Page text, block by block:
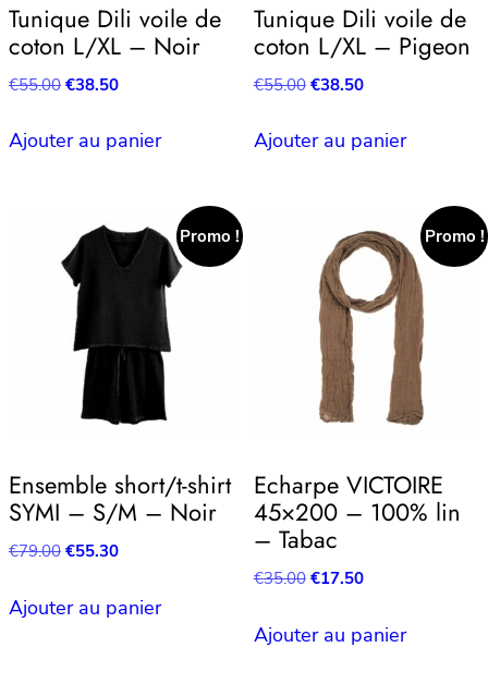
Tunique Dili voile de
coton L/XL – Noir
€55.00Le
initial
€38.50Le
actuel
Ajouter au panier
Tunique Dili voile de
coton L/XL – Pigeon
€55.00 Le
initial
€38.50Le
actuel
Ajouter au panier
Promo !
Ensemble short/t-shirt
SYMI – S/M – Noir
€79.00Le
initial
€55.30Le
actuel
Ajouter au panier
Promo !
Echarpe VICTOIRE
45×200 – 100% lin
– Tabac
€35.00 Le
initial
€17.50Le
actuel
Ajouter au panier